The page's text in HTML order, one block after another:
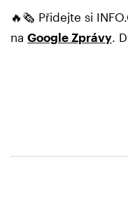
🔥🗞️ Přidejte si
na Google Zprávy.